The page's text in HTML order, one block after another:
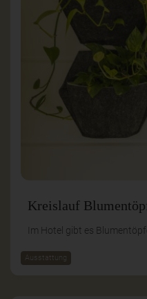
Kreislauf
Im Hotel gibt es
Ausstattung